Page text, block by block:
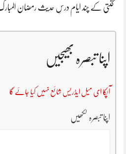
گنتی کے چند ایام درسِ حدیث رمضان المبارک
اپنا تبصرہ بھیجیں
آپکا ای میل ایڈریس شائع نہیں کیا جائے گا
اپنا تبصرہ لکھیں